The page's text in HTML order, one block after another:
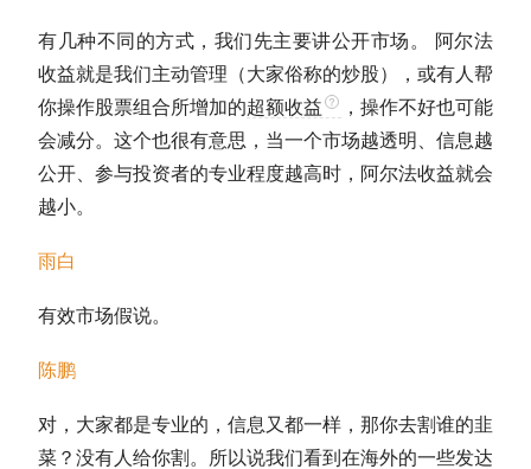
有几种不同的方式，我们先主要讲公开市场。
阿尔法
收益就是我们主动管理（大家俗称的炒股），或有人帮
你操作股票组合所增加的超额收益
，操作不好也可能
会减分。这个也很有意思，当一个市场越透明、信息越
公开、参与投资者的专业程度越高时， 阿尔法收益就会
越小。
雨白
有效市场假说。
陈鹏
对，大家都是专业的，信息又都一样，那你去割谁的韭
菜？没有人给你割。所以说我们看到在海外的一些发达